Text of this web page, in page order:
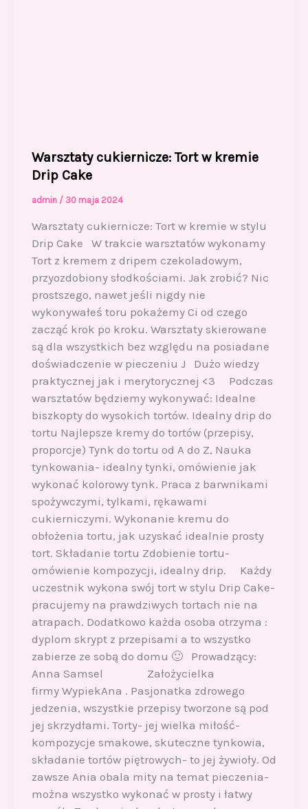
Warsztaty cukiernicze: Tort w kremie
Drip Cake
admin / 30 maja 2024
Warsztaty cukiernicze: Tort w kremie w stylu
Drip Cake W trakcie warsztatów wykonamy
Tort z kremem z dripem czekoladowym,
przyozdobiony słodkościami. Jak zrobić? Nic
prostszego, nawet jeśli nigdy nie
wykonywałeś toru pokażemy Ci od czego
zacząć krok po kroku. Warsztaty skierowane
są dla wszystkich bez względu na posiadane
doświadczenie w pieczeniu J Dużo wiedzy
praktycznej jak i merytorycznej <3 Podczas
warsztatów będziemy wykonywać: Idealne
biszkopty do wysokich tortów. Idealny drip do
tortu Najlepsze kremy do tortów (przepisy,
proporcje) Tynk do tortu od A do Z, Nauka
tynkowania- idealny tynki, omówienie jak
wykonać kolorowy tynk. Praca z barwnikami
spożywczymi, tylkami, rękawami
cukierniczymi. Wykonanie kremu do
obłożenia tortu, jak uzyskać idealnie prosty
tort. Składanie tortu Zdobienie tortu-
omówienie kompozycji, idealny drip. Każdy
uczestnik wykona swój tort w stylu Drip Cake-
pracujemy na prawdziwych tortach nie na
atrapach. Dodatkowo każda osoba otrzyma :
dyplom skrypt z przepisami a to wszystko
zabierze ze sobą do domu 🙂 Prowadzący:
Anna Samsel Założycielka
firmy WypiekAna . Pasjonatka zdrowego
jedzenia, wszystkie przepisy tworzone są pod
jej skrzydłami. Torty- jej wielka miłość-
kompozycje smakowe, skuteczne tynkowia,
składanie tortów piętrowych- to jej żywioły. Od
zawsze Ania obala mity na temat pieczenia-
można wszystko wykonać w prosty i łatwy